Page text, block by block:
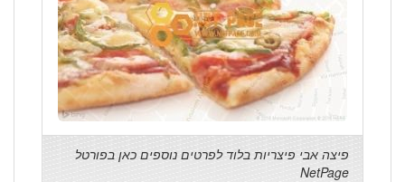
פיצה אבי פיצריות בלוד לפרטים נוספים כאן בפורטל
NetPage